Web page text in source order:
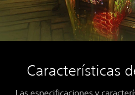
Características
Las especificaciones y